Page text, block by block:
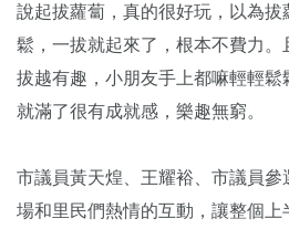
說起拔蘿蔔，真的很好玩，以為拔
鬆，一拔就起來了，根本不費力
拔越有趣，小朋友手上都嘛輕輕
就滿了很有成就感，樂趣無窮。
市議員黃天煌、王耀裕、市議員參
場和里民們熱情的互動，讓整個上